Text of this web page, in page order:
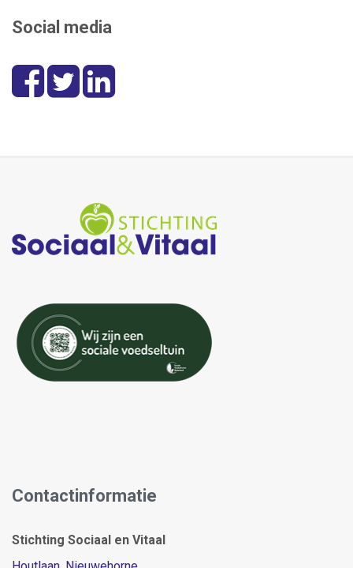
Social media
Contactinformatie
Stichting Sociaal en Vitaal